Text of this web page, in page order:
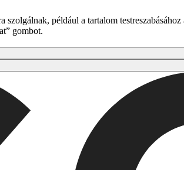
például a tartalom testreszabásához
gombot.